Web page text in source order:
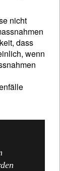
nicht
dass
wenn